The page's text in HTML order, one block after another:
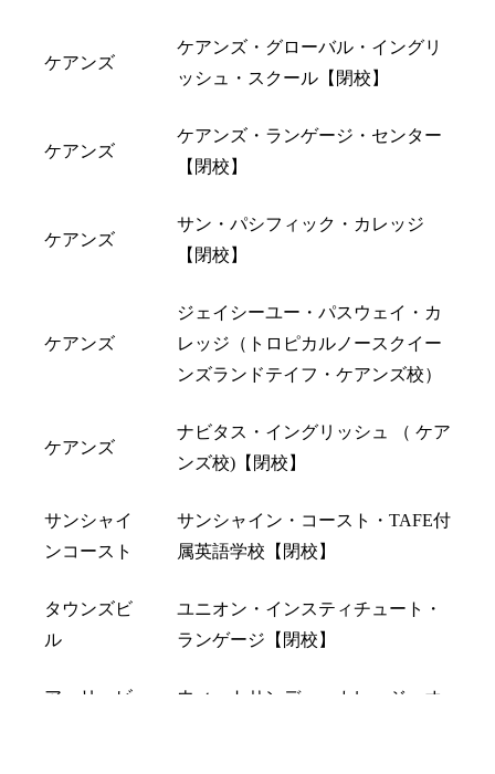
ケアンズ
ケアンズ・グローバル・イングリ
ッシュ・スクール【閉校】
ケアンズ
ケアンズ・ランゲージ・センター
【閉校】
ケアンズ
サン・パシフィック・カレッジ
【閉校】
ケアンズ
ジェイシーユー・パスウェイ・カ
レッジ（トロピカルノースクイー
ンズランドテイフ・ケアンズ校）
ケアンズ
ナビタス・イングリッシュ （ ケア
ンズ校)【閉校】
サンシャイ
ンコースト
サンシャイン・コースト・TAFE付
属英語学校【閉校】
タウンズビ
ル
ユニオン・インスティチュート・
ランゲージ【閉校】
アーリービ
ウィットサンデー・カレッジ・オ